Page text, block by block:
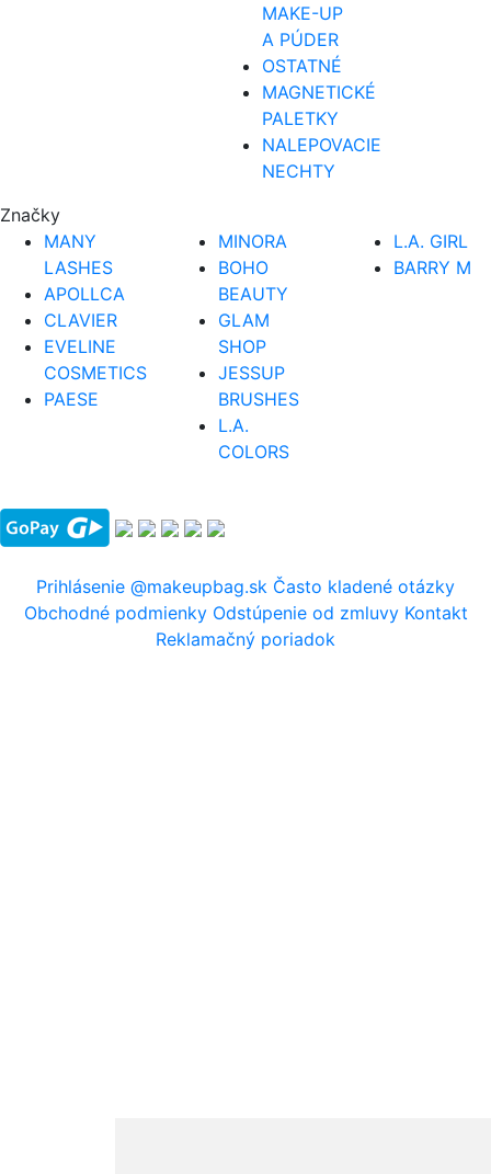
MAKE-UP
A PÚDER
OSTATNÉ
MAGNETICKÉ
PALETKY
NALEPOVACIE
NECHTY
Značky
MANY
LASHES
APOLLCA
CLAVIER
EVELINE
COSMETICS
PAESE
MINORA
BOHO
BEAUTY
GLAM
SHOP
JESSUP
BRUSHES
L.A.
COLORS
L.A. GIRL
BARRY M
Prihlásenie @makeupbag.sk Často kladené otázky
Obchodné podmienky Odstúpenie od zmluvy Kontakt
Reklamačný poriadok